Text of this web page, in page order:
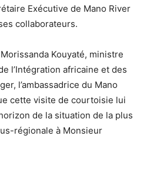
Exécutive de Mano River
collaborateurs.
Kouyaté, ministre
l’Intégration africaine et des
l’ambassadrice du Mano
cette visite de courtoisie lui
de la situation de la plus
régionale à Monsieur